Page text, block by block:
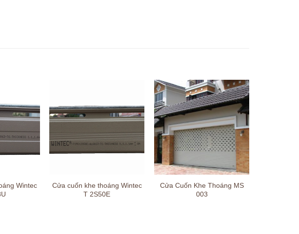
Wintec
Cửa cuốn khe thoáng Wintec
T 2S50E
Cửa Cuốn Khe Thoáng MS
003